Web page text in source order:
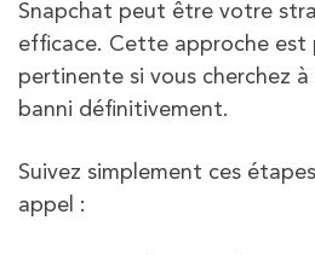
Snapchat peut être votre
efficace. Cette approche est
pertinente si vous cherchez
banni définitivement.
Suivez simplement ces
appel :